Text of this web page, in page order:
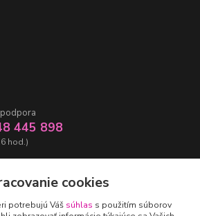
445 898
hod.)
cookies
potrebujú Váš súhlas s použitím súborov